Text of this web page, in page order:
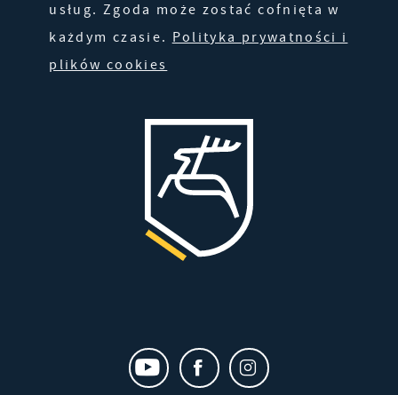
usług. Zgoda może zostać cofnięta w
każdym czasie. Polityka prywatności i
plików cookies